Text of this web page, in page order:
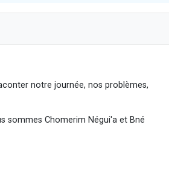
notre journée, nos problèmes,
sommes Chomerim Négui'a et Bné